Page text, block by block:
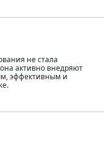
не стала
активно внедряют
эффективным и